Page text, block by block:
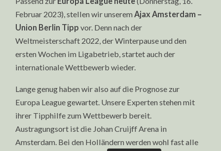
UNION
BERLIN
LEAGUE
Februar 2023), stellen wir unserem Ajax Amsterdam –
Union Berlin Tipp vor. Denn nach der
Weltmeisterschaft 2022, der Winterpause und den
ersten Wochen im Ligabetrieb, startet auch der
internationale Wettbewerb wieder.
Lange genug haben wir also auf die Prognose zur
Europa League gewartet. Unsere Experten stehen mit
ihrer Tipphilfe zum Wettbewerb bereit.
Austragungsort ist die Johan Cruijff Arena in
Amsterdam. Bei den Holländern werden wohl fast alle